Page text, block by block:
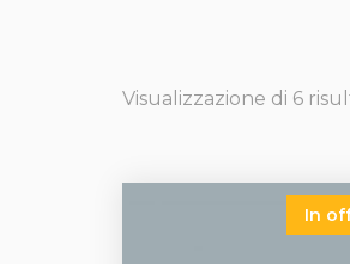
Visualizzazione di 6
In